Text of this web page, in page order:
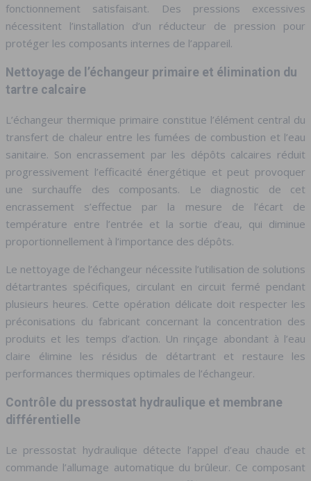
fonctionnement satisfaisant. Des pressions excessives
nécessitent l’installation d’un réducteur de pression pour
protéger les composants internes de l’appareil.
Nettoyage de l’échangeur primaire et élimination du
tartre calcaire
L’échangeur thermique primaire constitue l’élément central du
transfert de chaleur entre les fumées de combustion et l’eau
sanitaire. Son encrassement par les dépôts calcaires réduit
progressivement l’efficacité énergétique et peut provoquer
une surchauffe des composants. Le diagnostic de cet
encrassement s’effectue par la mesure de l’écart de
température entre l’entrée et la sortie d’eau, qui diminue
proportionnellement à l’importance des dépôts.
Le nettoyage de l’échangeur nécessite l’utilisation de solutions
détartrantes spécifiques, circulant en circuit fermé pendant
plusieurs heures. Cette opération délicate doit respecter les
préconisations du fabricant concernant la concentration des
produits et les temps d’action. Un rinçage abondant à l’eau
claire élimine les résidus de détartrant et restaure les
performances thermiques optimales de l’échangeur.
Contrôle du pressostat hydraulique et membrane
différentielle
Le pressostat hydraulique détecte l’appel d’eau chaude et
commande l’allumage automatique du brûleur. Ce composant